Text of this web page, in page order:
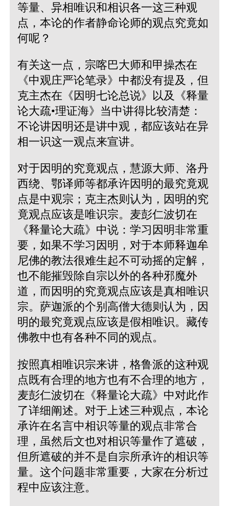
等量、异相唯识和相识各一这三种观
点，本论的作者静命论师的观点究竟如
何呢？
有关这一点，宗喀巴大师和甲操杰在
《中观庄严论笔录》中都没有提及，但
克主杰在《因明七论总说》以及《释量
论大疏•理证海》当中讲得比较清楚：
不论讲因明还是讲中观，都应该站在异
相一识这一观点来宣讲。
对于因明的究竟观点，慧源大师、洛丹
西绕、鄂译师等都承许因明的最究竟观
点是中观宗；克主杰则认为，因明的究
竟观点应该是唯识宗。麦彭仁波切在
《释量论大疏》中说：学习因明非常重
要，如果不学习因明，对于本师释迦牟
尼佛的教法很难生起不可动摇的定解，
也不能摧毁除自宗以外的各种邪魔外
道，而因明的究竟观点应该是真相唯识
宗。萨迦派的个别高僧大德则认为，因
明的最究竟观点应该是假相唯识。藏传
佛教中也有各种不同的观点。
按照真相唯识宗来讲，格鲁派的这种观
点既有合理的地方也有不合理的地方，
麦彭仁波切在《释量论大疏》中对此作
了详细阐述。对于上述三种观点，本论
承许在名言中相识等量的观点非常合
理，虽然后文也对相识等量作了遮破，
但所遮破的并不是自宗所承许的相识等
量。这个问题非常重要，大家在分析过
程中应该注意。